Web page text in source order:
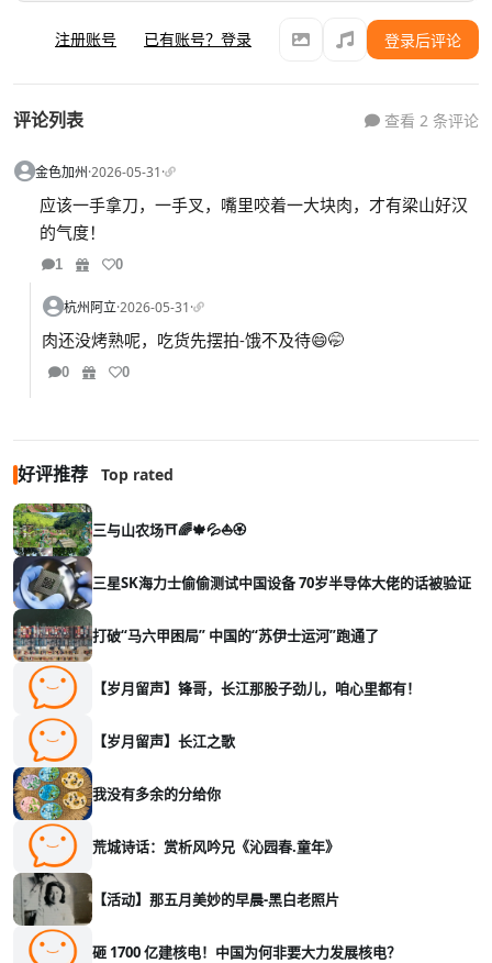
注册账号 已有账号？登录 登录后评论
评论列表 查看 2 条评论
金色加州·2026-05-31·
应该一手拿刀，一手叉，嘴里咬着一大块肉，才有梁山好汉
的气度！
1 0
杭州阿立·2026-05-31·
肉还没烤熟呢，吃货先摆拍-饿不及待😄🤭
0 0
好评推荐 Top rated
三与山农场⛩️🌈🍁💦⛵🏵️
三星SK海力士偷偷测试中国设备 70岁半导体大佬的话被验证
打破“马六甲困局” 中国的“苏伊士运河”跑通了
【岁月留声】锋哥，长江那股子劲儿，咱心里都有！
【岁月留声】长江之歌
我没有多余的分给你
荒城诗话：赏析风吟兄《沁园春.童年》
【活动】那五月美妙的早晨-黑白老照片
砸 1700 亿建核电！中国为何非要大力发展核电？